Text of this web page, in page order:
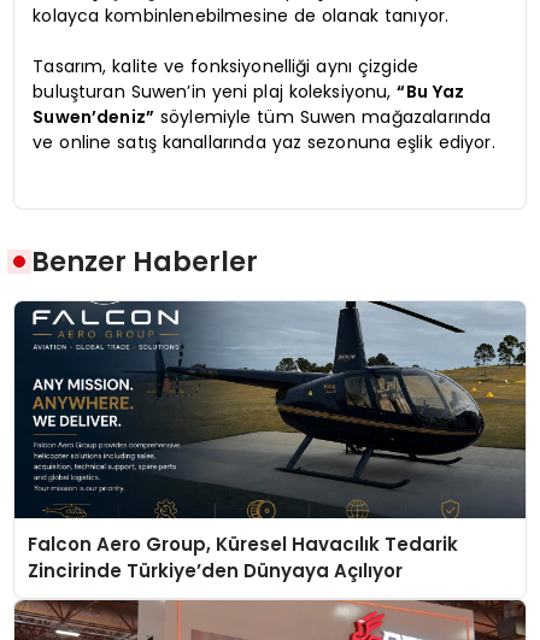
kolayca kombinlenebilmesine de olanak tanıyor.
Tasarım, kalite ve fonksiyonelliği aynı çizgide
buluşturan Suwen’in yeni plaj koleksiyonu,“Bu Yaz
Suwen’deniz” söylemiyle tüm Suwen mağazalarında
ve online satış kanallarında yaz sezonuna eşlik ediyor.
Benzer Haberler
Falcon Aero Group, Küresel Havacılık Tedarik
Zincirinde Türkiye’den Dünyaya Açılıyor